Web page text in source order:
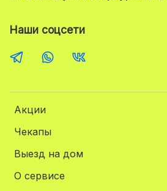
Акции
Чекапы
Выезд на дом
О сервисе
Наши соцсети